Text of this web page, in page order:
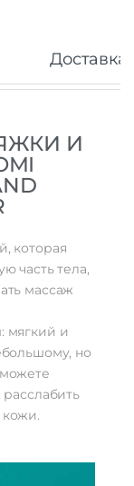
Доставка
И
которая
часть тела,
массаж
мягкий и
но